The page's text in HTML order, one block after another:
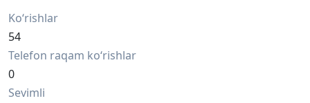
Ko‘rishlar
54
Telefon raqam ko‘rishlar
0
Sevimli